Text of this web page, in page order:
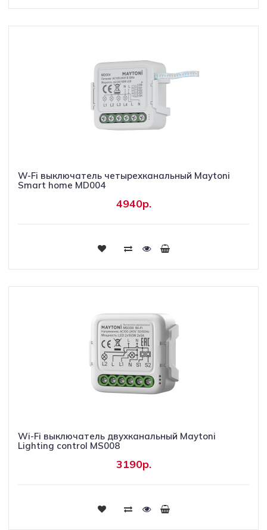
W-Fi выключатель четырехканальный Maytoni
Smart home MD004
4940р.
Купить
Wi-Fi выключатель двухканальный Maytoni
Lighting control MS008
3190р.
Купить